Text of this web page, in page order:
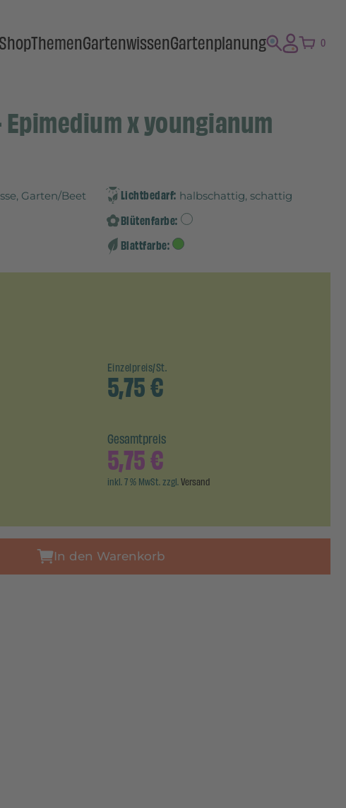
ShopThemenGartenwissenGartenplanung 0
x youngianum
Garten/Beet Lichtbedarf: halbschattig, schattig
Blütenfarbe:
Blattfarbe:
Einzelpreis/St.
5,75€
Gesamtpreis
5,75€
inkl. 7 % MwSt. zzgl.Versand
In den Warenkorb